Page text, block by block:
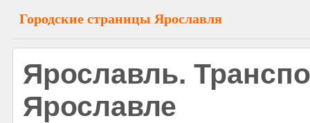
Городские страницы Ярославля
Ярославль.
Ярославле